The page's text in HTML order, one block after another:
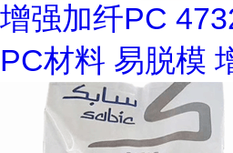
增强加纤PC
PC材料 易脱模